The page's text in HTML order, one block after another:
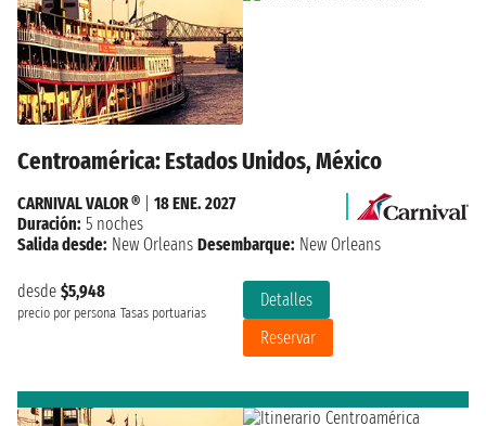
Centroamérica: Estados Unidos, México
desde $5,948
precio por persona Tasas portuarias
Detalles
Reservar
CARNIVAL VALOR ®
18 ENE. 2027
Duración: 5 noches
Salida desde: New Orleans Desembarque: New Orleans